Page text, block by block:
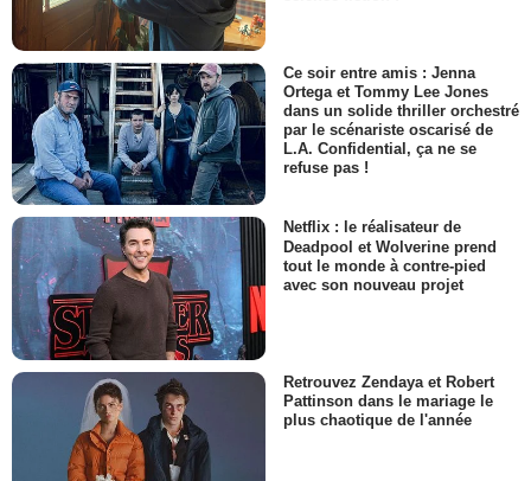
Ce soir entre amis : Jenna
Ortega et Tommy Lee Jones
dans un solide thriller orchestré
par le scénariste oscarisé de
L.A. Confidential, ça ne se
refuse pas !
Netflix : le réalisateur de
Deadpool et Wolverine prend
tout le monde à contre-pied
avec son nouveau projet
Retrouvez Zendaya et Robert
Pattinson dans le mariage le
plus chaotique de l'année